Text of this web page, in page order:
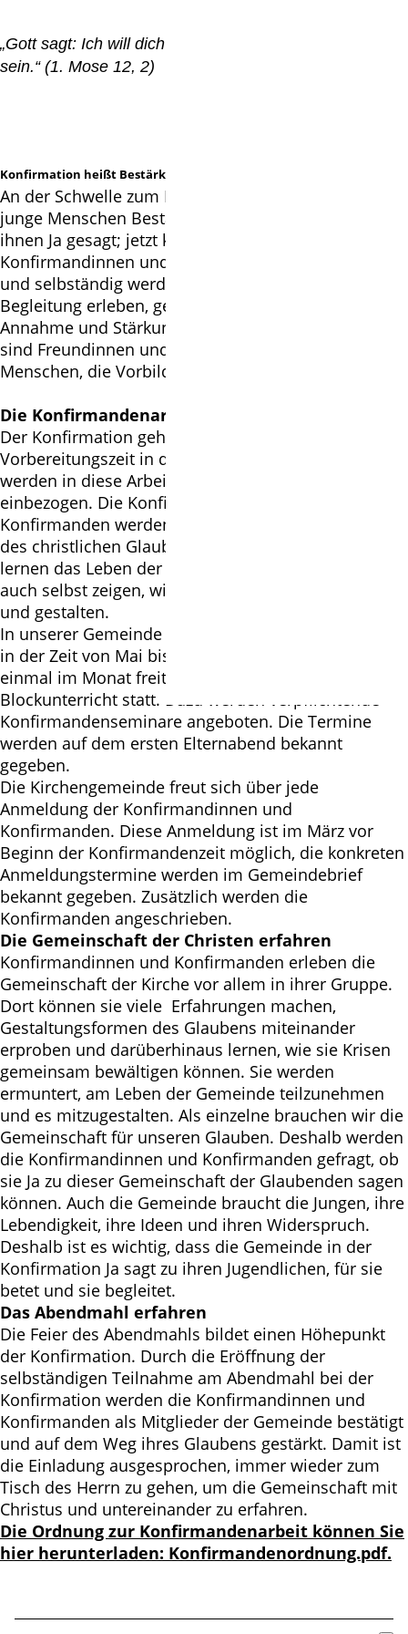
„Gott sagt: Ich will dich segnen, und du sollst ein Segen
sein.“ (1. Mose 12, 2)
Konfirmation heißt Bestärkung
An der Schwelle zum Erwachsenwerden erfahren
junge Menschen Bestärkung. In der Taufe hat Gott zu
ihnen Ja gesagt; jetzt kommt es auf ihr eigens Ja an.
Konfirmandinnen und Konfirmanden sollen mündig
und selbständig werden, Gemeinschaft und
Begleitung erleben, gesegnet und beschenkt werden,
Annahme und Stärkung erfahren. Auf diesem Weg
sind Freundinnen und Freunde notwendig,
Menschen, die Vorbild sind und verständig begleiten.
Die Konfirmandenarbeit
Der Konfirmation geht eine einjährige
Vorbereitungszeit in der Gruppe voraus. Eltern
werden in diese Arbeit durch Elternabende
einbezogen. Die Konfirmandinnen und
Konfirmanden werden mit grundlegenden Aussagen
des christlichen Glaubens vertraut gemacht und
lernen das Leben der Gemeinde kennen. Sie sollen
auch selbst zeigen, wie sie ihren Glauben verstehen
und gestalten.
In unserer Gemeinde findet die Konfirmandenarbeit
in der Zeit von Mai bis April des nächsten Jahres
einmal im Monat freitags von 15.30 – 18.30 Uhr als
Blockunterricht statt. Dazu werden verpflichtende
Konfirmandenseminare angeboten. Die Termine
werden auf dem ersten Elternabend bekannt
gegeben.
Die Kirchengemeinde freut sich über jede
Anmeldung der Konfirmandinnen und
Konfirmanden. Diese Anmeldung ist im März vor
Beginn der Konfirmandenzeit möglich, die konkreten
Anmeldungstermine werden im Gemeindebrief
bekannt gegeben. Zusätzlich werden die
Konfirmanden angeschrieben.
Die Gemeinschaft der Christen erfahren
Konfirmandinnen und Konfirmanden erleben die
Gemeinschaft der Kirche vor allem in ihrer Gruppe.
Dort können sie viele Erfahrungen machen,
Gestaltungsformen des Glaubens miteinander
erproben und darüberhinaus lernen, wie sie Krisen
gemeinsam bewältigen können. Sie werden
ermuntert, am Leben der Gemeinde teilzunehmen
und es mitzugestalten. Als einzelne brauchen wir die
Gemeinschaft für unseren Glauben. Deshalb werden
die Konfirmandinnen und Konfirmanden gefragt, ob
sie Ja zu dieser Gemeinschaft der Glaubenden sagen
können. Auch die Gemeinde braucht die Jungen, ihre
Lebendigkeit, ihre Ideen und ihren Widerspruch.
Deshalb ist es wichtig, dass die Gemeinde in der
Konfirmation Ja sagt zu ihren Jugendlichen, für sie
betet und sie begleitet.
Das Abendmahl erfahren
Die Feier des Abendmahls bildet einen Höhepunkt
der Konfirmation. Durch die Eröffnung der
selbständigen Teilnahme am Abendmahl bei der
Konfirmation werden die Konfirmandinnen und
Konfirmanden als Mitglieder der Gemeinde bestätigt
und auf dem Weg ihres Glaubens gestärkt. Damit ist
die Einladung ausgesprochen, immer wieder zum
Tisch des Herrn zu gehen, um die Gemeinschaft mit
Christus und untereinander zu erfahren.
Die Ordnung zur Konfirmandenarbeit können Sie
hier herunterladen: Konfirmandenordnung.pdf.